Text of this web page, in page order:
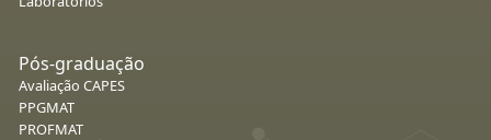
Pós-graduação
Avaliação CAPES
PPGMAT
PROFMAT